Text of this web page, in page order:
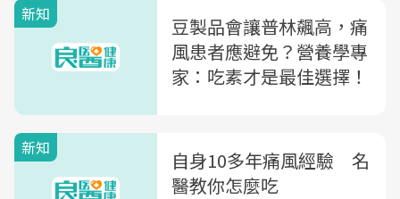
新知
豆製品會讓普林飆高，痛
風患者應避免？營養學專
家：吃素才是最佳選擇！
新知
自身10多年痛風經驗 名
醫教你怎麼吃